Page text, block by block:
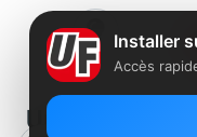
Univers
Installer
Accès